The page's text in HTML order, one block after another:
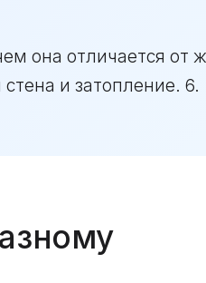
она отличается от
и затопление. 6.